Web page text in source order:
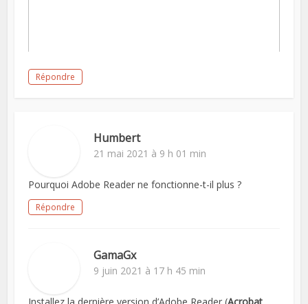
Répondre
Humbert
21 mai 2021 à 9 h 01 min
Pourquoi Adobe Reader ne fonctionne-t-il plus ?
Répondre
GamaGx
9 juin 2021 à 17 h 45 min
Installez la dernière version d’Adobe Reader (Acrobat